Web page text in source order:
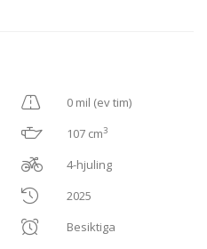
0 mil (ev tim)
107 cm3
4-hjuling
2025
Besiktiga